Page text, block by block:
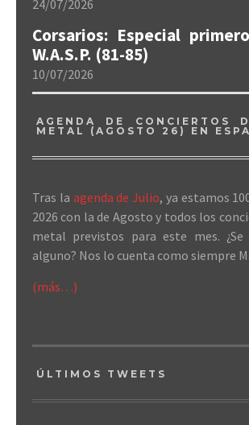
24/07/2026
Corsarios: Especial
W.A.S.P. (81-85)
10/07/2026
AGENDA DE CONCIERTOS
METAL (AGOSTO 26) EN
Tras la agenda de Julio, ya estamos
2026 con la de Agosto y todos los
metal previstos para este mes.
alguno? Nos lo cuenta como siempre
(más…)
ÚLTIMOS TWEETS